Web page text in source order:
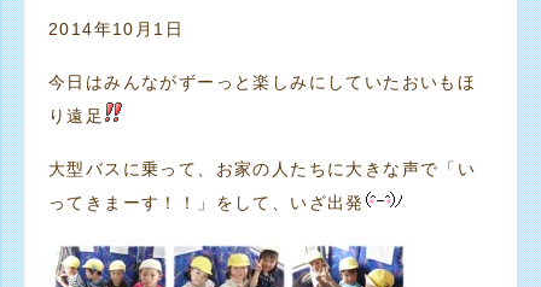
2014年10月1日
今日はみんながずーっと楽しみにしていたおいもほ
り遠足
大型バスに乗って、お家の人たちに大きな声で「い
ってきまーす！！」をして、いざ出発